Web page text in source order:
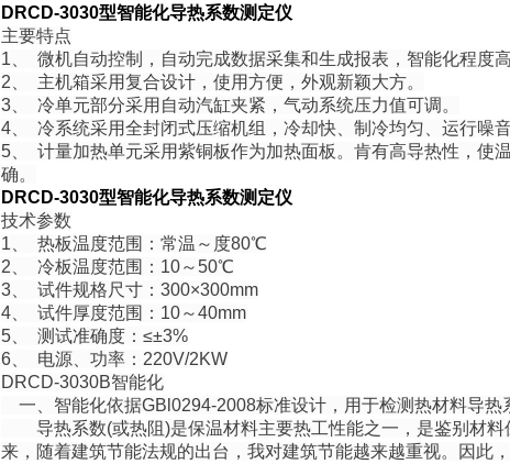
DRCD-3030型智能化导热系数测定仪
主要特点
1、 微机自动控制，自动完成数据采集和生成报表，智能化程度
2、 主机箱采用复合设计，使用方便，外观新颖大方。
3、 冷单元部分采用自动汽缸夹紧，气动系统压力值可调。
4、 冷系统采用全封闭式压缩机组，冷却快、制冷均匀、运行噪音
5、 计量加热单元采用紫铜板作为加热面板。肯有高导热性，使
确。
DRCD-3030型智能化导热系数测定仪
技术参数
1、 热板温度范围：常温～度80℃
2、 冷板温度范围：10～50℃
3、 试件规格尺寸：300×300mm
4、 试件厚度范围：10～40mm
5、 测试准确度：≤±3%
6、 电源、功率：220V/2KW
DRCD-3030B智能化
一、智能化依据GBl0294-2008标准设计，用于检测热材料导热
导热系数(或热阻)是保温材料主要热工性能之一，是鉴别材料
来，随着建筑节能法规的出台，我对建筑节能越来越重视。因此